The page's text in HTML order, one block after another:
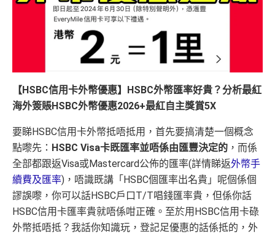
【HSBC信用卡外幣優惠】HSBC外幣匯率好貴？分析最紅
海外簽賬HSBC外幣優惠2026+最紅自主獎賞5X
要睇HSBC信用卡外幣抵唔抵用，首先要搞清楚一個概念
點嚟先： HSBC Visa卡既匯率並唔係由匯豐決定的 ，而係
全部都跟返Visa或Mastercard公佈的匯率(詳情睇返外幣手
續費及匯率)，唔識既講「HSBC個匯率出名貴」呢個係個
謬誤嚟，你可以話HSBC戶口T/T唱錢匯率貴，但係你話
HSBC信用卡匯率貴就唔係咁正確。至於用HSBC信用卡碌
外幣抵唔抵？我話你知識玩，登記足優惠的話係抵的，外